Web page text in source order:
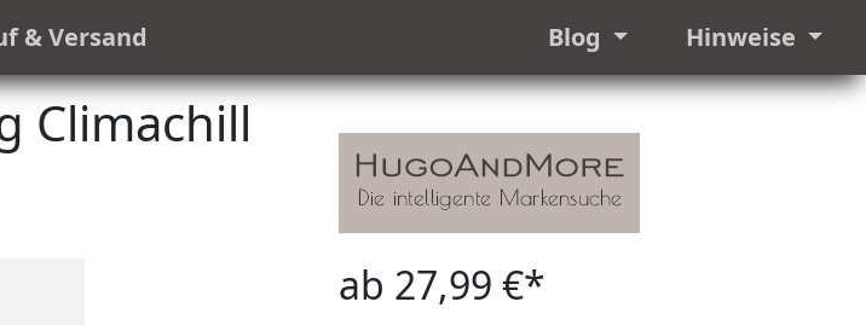
& Versand Blog Hinweise
Climachill
ab 27,99 €*